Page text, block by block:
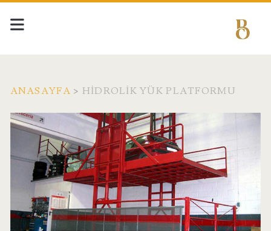
ANASAYFA > HIDROLIK YÜK PLATFORMU
Etiket:
<span>hidrolik
yük
platformu</span>